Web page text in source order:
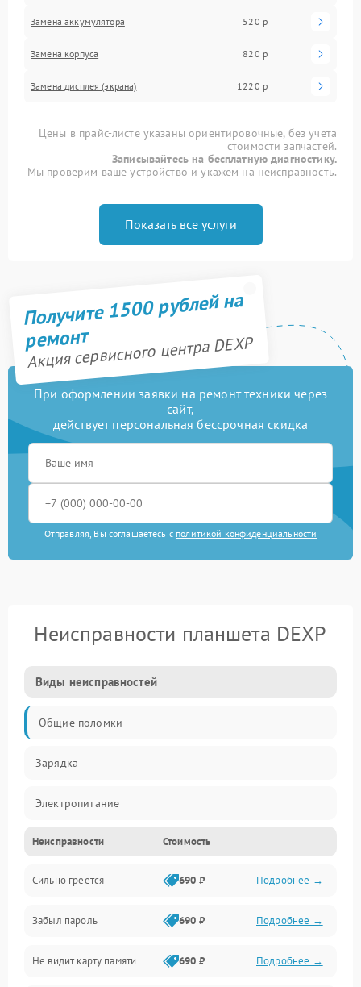
Замена аккумулятора 520 р
Замена корпуса 820 р
Замена дисплея (экрана) 1220 р
Цены в прайс-листе указаны ориентировочные, без учета
стоимости запчастей.
Записывайтесь на бесплатную диагностику.
Мы проверим ваше устройство и укажем на неисправность.
Показать все услуги
Получите 1500 рублей на
ремонт
Акция сервисного центра DEXP
При оформлении заявки на ремонт техники через
сайт,
действует персональная бессрочная скидка
Отправляя, Вы соглашаетесь с политикой конфиденциальности
Неисправности планшета DEXP
Виды неисправностей
Общие поломки
Зарядка
Электропитание
Экран и изображение
Дисплей
Экран (дисплей)
Связь
Неисправности Стоимость
Сильно греется 690 ₽ Подробнее →
Забыл пароль 690 ₽ Подробнее →
Не видит карту памяти 690 ₽ Подробнее →